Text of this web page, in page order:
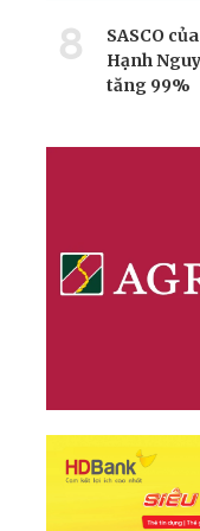
8
SASCO
Hạnh
tăng 99%